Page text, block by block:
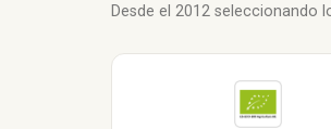
Desde el 2012 seleccionando